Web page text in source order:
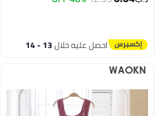
احصل عليه خلال 13 - 14
اغسطس